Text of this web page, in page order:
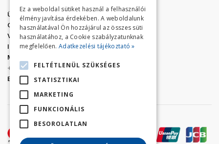
Üzletünk címe:
Szolnok, Vércse út 17.
Golf Center Áruház:06 (56) 423-324
VÁR-Kert Áruház: 06 (56) 429-771
Iroda:06 (56) 421-857
Megrendelés, termék információ:
+36 (70) 938-3356
E-mail:
golfaruhaz@gmail.com
Ez a weboldal sütiket használ a felhasználói
élmény javítása érdekében. A weboldalunk
használatával Ön hozzájárul az összes süti
használatához, a Cookie szabályzatunknak
megfelelően. Adatkezelési tájékoztató »
FELTÉTLENÜL SZÜKSÉGES
STATISZTIKAI
MARKETING
FUNKCIONÁLIS
BESOROLATLAN